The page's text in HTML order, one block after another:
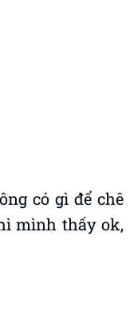
có gì để chê
mình thấy ok,